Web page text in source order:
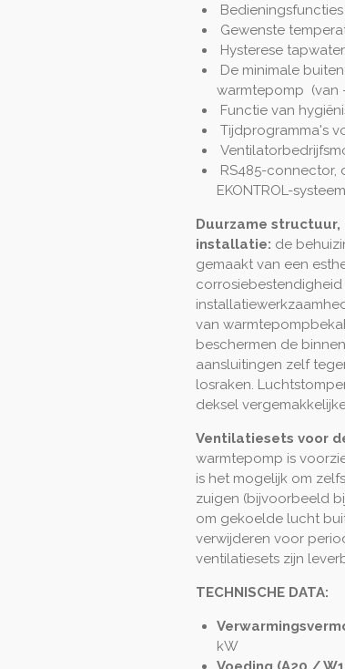
Gewenste
Hysterese
De minimale
warmtepomp (van
Functie van
Tijdprogramma's
RS485-connector,
EKONTROL-systeem
Duurzame
installatie: de
gemaakt van een
van
beschermen de
aansluitingen zelf
losraken.
deksel
Ventilatiesets voor
warmtepomp is
is het mogelijk om
zuigen (bijvoorbeeld
om gekoelde lucht
verwijderen voor
ventilatiesets zijn
TECHNISCHE DATA:
kW